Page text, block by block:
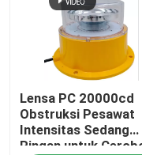
Lampu Obstruksi
Lampu Obstruksi
Lampu Obstruksi
Lensa PC 20000cd
Obstruksi Pesawat
Intensitas Sedang
Ringan untuk